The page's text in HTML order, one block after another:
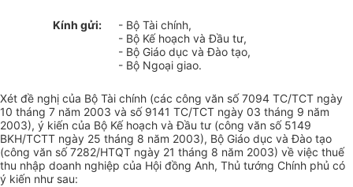
Kính gửi:
- Bộ Tài chính,
- Bộ Kế hoạch và Đầu tư,
- Bộ Giáo dục và Đào tạo,
- Bộ Ngoại giao.
Xét đề nghị của Bộ Tài chính (các công văn số 7094 TC/TCT ngày
10 tháng 7 năm 2003 và số 9141 TC/TCT ngày 03 tháng 9 năm
2003), ý kiến của Bộ Kế hoạch và Đầu tư (công văn số 5149
BKH/TCTT ngày 25 tháng 8 năm 2003), Bộ Giáo dục và Đào tạo
(công văn số 7282/HTQT ngày 21 tháng 8 năm 2003) về việc thuế
thu nhập doanh nghiệp của Hội đồng Anh, Thủ tướng Chính phủ có
ý kiến như sau: